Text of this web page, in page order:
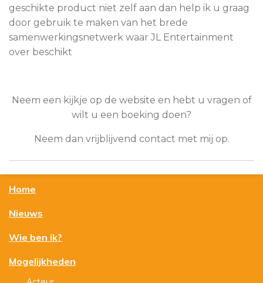
geschikte product niet zelf aan dan help ik u graag
door gebruik te maken van het brede
samenwerkingsnetwerk waar JL Entertainment
over beschikt
Neem een kijkje op de website en hebt u vragen of
wilt u een boeking doen?
Neem dan vrijblijvend contact met mij op.
Home
Nieuws
Wie ben ik?
Mogelijkheden